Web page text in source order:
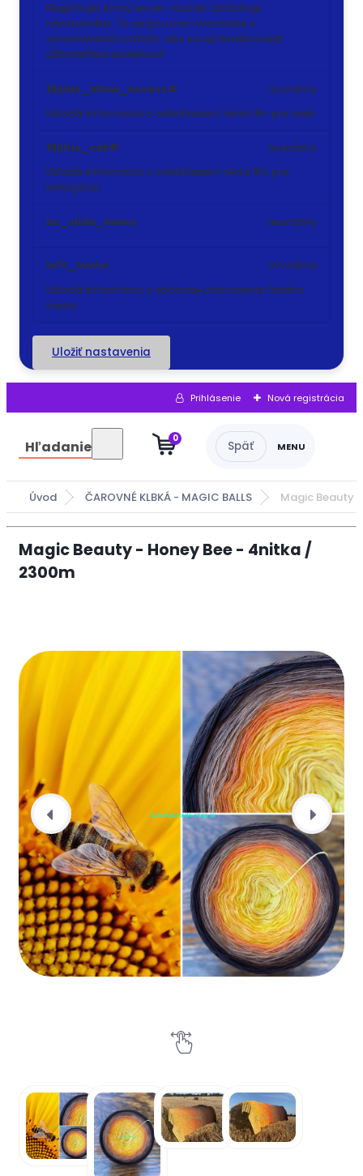
Registruje, ktorý server-cluster obsluhuje
návštevníka. To sa používa v kontexte s
vyrovnávaním záťaže, aby sa optimalizovala
užívateľská skúsenosť.
18plus_allow_access#
Ukladá informáciu o odsúhlasení okna 18+ pre web.
neznámy
18plus_cat#
Ukladá informáciu o odsúhlasení okna 18+ pre
kategóriu.
neznámy
bs_slide_menu neznámy
left_menu
Ukladá informáciu o spôsobe zobrazenia ľavého
menu.
neznámy
Uložiť nastavenia
Prihlásenie Nová registrácia
Hľadanie 0
Úvod ČAROVNÉ KLBKÁ - MAGIC BALLS Magic Beauty
Magic Beauty - Honey Bee - 4nitka /
2300m